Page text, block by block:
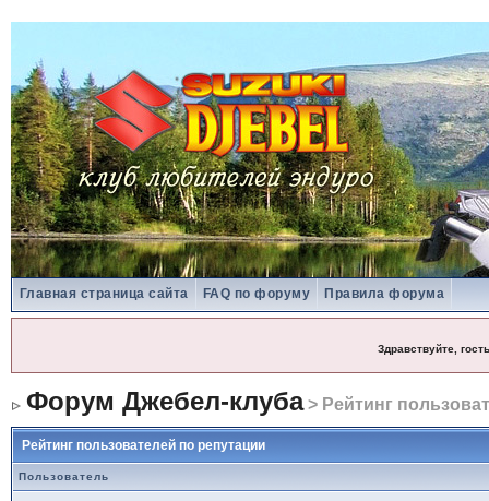
Главная страница сайта FAQ по форуму Правила форума
Здравствуйте, гость
Форум Джебел-клуба> Рейтинг
Рейтинг пользователей по репутации
Пользователь